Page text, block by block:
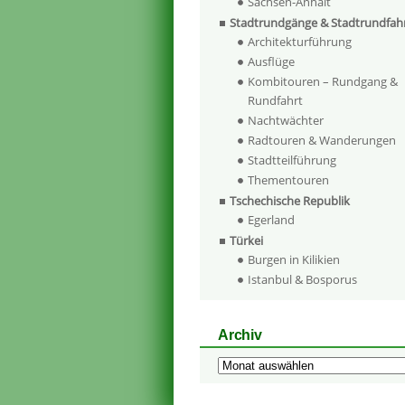
Stadtrundgänge &
Architekturführung
Ausflüge
Kombitouren – Rundgang &
Rundfahrt
Nachtwächter
Radtouren & Wanderungen
Stadtteilführung
Thementouren
Tschechische Republik
Egerland
Türkei
Burgen in Kilikien
Istanbul & Bosporus
Archiv
Archiv